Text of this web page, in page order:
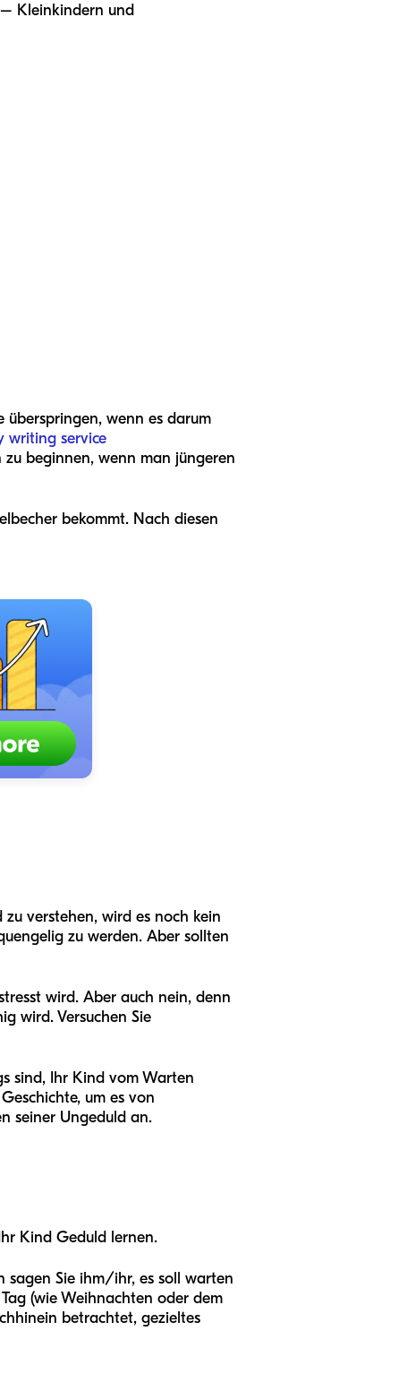
Kleinkindern und
überspringen, wenn es darum
writing service
beginnen, wenn man jüngeren
bekommt. Nach diesen
verstehen, wird es noch kein
zu werden. Aber sollten
wird. Aber auch nein, denn
wird. Versuchen Sie
sind, Ihr Kind vom Warten
um es von
seiner Ungeduld an.
Kind Geduld lernen.
sagen Sie ihm/ihr, es soll warten
(wie Weihnachten oder dem
betrachtet, gezieltes